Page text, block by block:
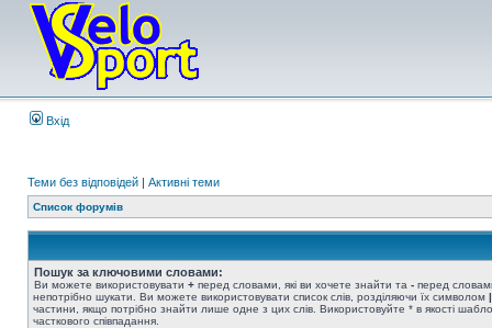
Вхід
Теми без відповідей | Активні теми
Список форумів
Пошук за ключовими словами:
Ви можете використовувати + перед словами, які ви хочете знайти та - перед
непотрібно шукати. Ви можете використовувати список слів, розділяючи їх символом |
частини, якщо потрібно знайти лише одне з цих слів. Використовуйте * в якості
часткового співпадання.